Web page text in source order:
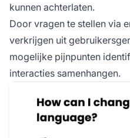
kunnen achterlaten.
Door vragen te stellen via
verkrijgen uit
mogelijke pijnpunten
interacties samenhangen.